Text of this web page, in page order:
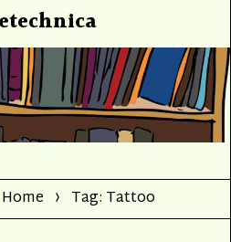
Home Tag: Tattoo